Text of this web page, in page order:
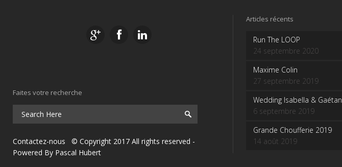
Faites votre recherche
Contactez-nous © Copyright 2017 All rights reserved -
Powered By Pascal Hubert
Articles récents
Run The LOOP
24 septembre 2020
Maxime Colin
27 septembre 2019
Wedding Isabella & Gaétan
6 septembre 2019
Grande Choufferie 2019
14 août 2019